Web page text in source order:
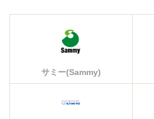
サミー(Sammy)